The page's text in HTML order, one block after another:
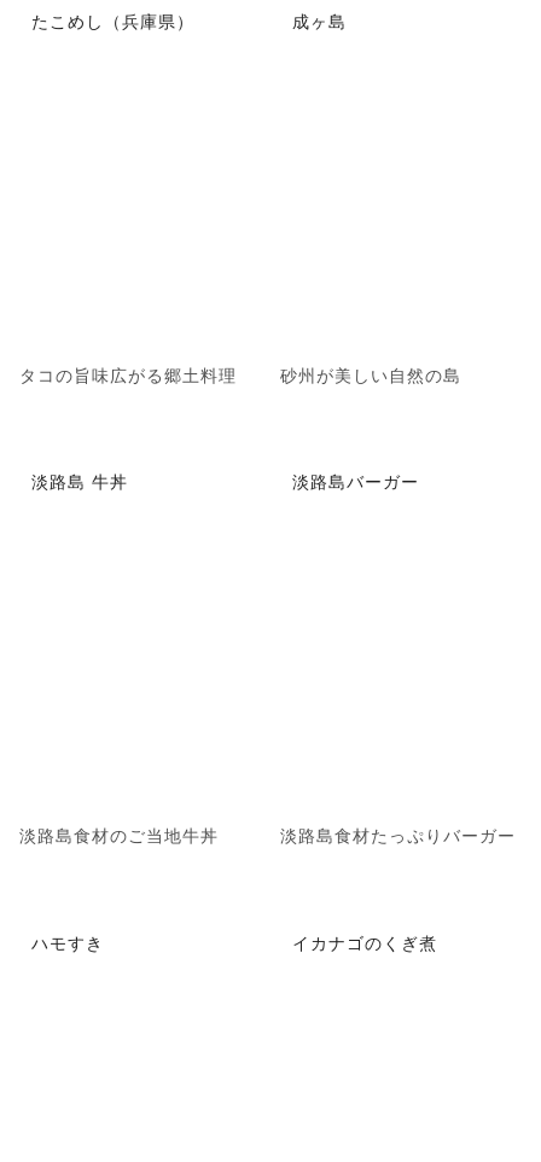
たこめし（兵庫県）
タコの旨味広がる郷土料理
成ヶ島
砂州が美しい自然の島
淡路島 牛丼
淡路島食材のご当地牛丼
淡路島バーガー
淡路島食材たっぷりバーガー
ハモすき イカナゴのくぎ煮